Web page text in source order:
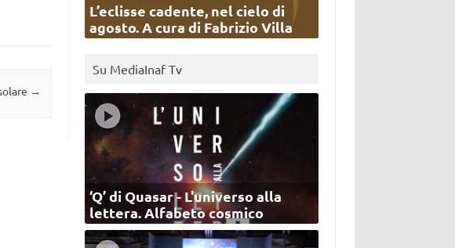
→
L’eclisse cadente, nel cielo di
agosto. A cura di Fabrizio Villa
Su MediaInaf Tv
‘Q’ di Quasar - L'universo alla
lettera. Alfabeto cosmico